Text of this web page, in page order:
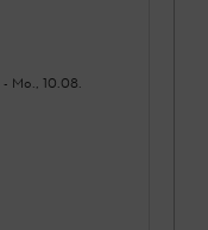
- Mo., 10.08.